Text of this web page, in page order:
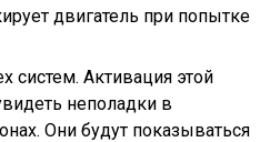
двигатель при попытке
систем. Активация этой
неполадки в
Они будут показываться